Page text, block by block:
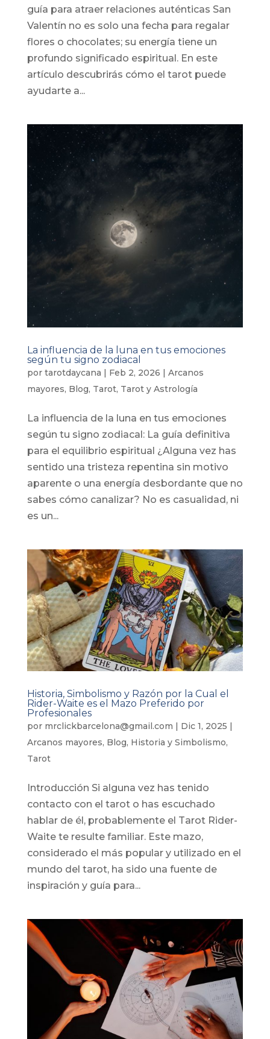
guía para atraer relaciones auténticas San
Valentín no es solo una fecha para regalar
flores o chocolates; su energía tiene un
profundo significado espiritual. En este
artículo descubrirás cómo el tarot puede
ayudarte a...
La influencia de la luna en tus emociones
según tu signo zodiacal
por tarotdaycana | Feb 2, 2026 | Arcanos
mayores, Blog, Tarot, Tarot y Astrología
La influencia de la luna en tus emociones
según tu signo zodiacal: La guía definitiva
para el equilibrio espiritual ¿Alguna vez has
sentido una tristeza repentina sin motivo
aparente o una energía desbordante que no
sabes cómo canalizar? No es casualidad, ni
es un...
Historia, Simbolismo y Razón por la Cual el
Rider-Waite es el Mazo Preferido por
Profesionales
por mrclickbarcelona@gmail.com | Dic 1, 2025 |
Arcanos mayores, Blog, Historia y Simbolismo,
Tarot
Introducción Si alguna vez has tenido
contacto con el tarot o has escuchado
hablar de él, probablemente el Tarot Rider-
Waite te resulte familiar. Este mazo,
considerado el más popular y utilizado en el
mundo del tarot, ha sido una fuente de
inspiración y guía para...